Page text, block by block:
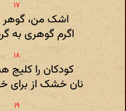
اشک من، گوهر
اگرم گوهری به
کودکان را کلیج
نان خشک از برای